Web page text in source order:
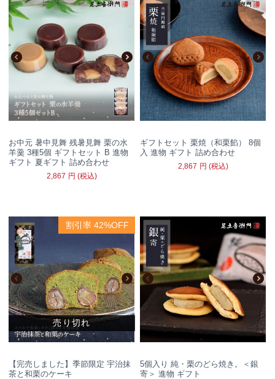
お中元 暑中見舞 残暑見舞 栗の水
羊羹 3種5個 ギフトセット B 進物
ギフト 夏ギフト 詰め合わせ
2,867 円 (税込)
ギフトセット 栗焼（和栗餡） 8個
入 進物 ギフト 詰め合わせ
2,867 円 (税込)
割引率 42%OFF
売り切れ
【完売しました】季節限定 宇治抹
茶と和栗のケーキ
5個入り 純・栗のどら焼き。＜銀
寄＞ 進物 ギフト